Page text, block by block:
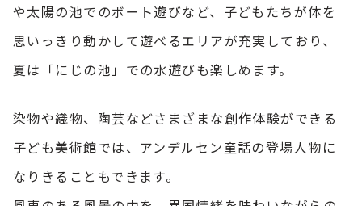
や太陽の池でのボート遊びなど、子どもたちが体を
思いっきり動かして遊べるエリアが充実しており、
夏は「にじの池」での水遊びも楽しめます。
染物や織物、陶芸などさまざまな創作体験ができる
子ども美術館では、アンデルセン童話の登場人物に
なりきることもできます。